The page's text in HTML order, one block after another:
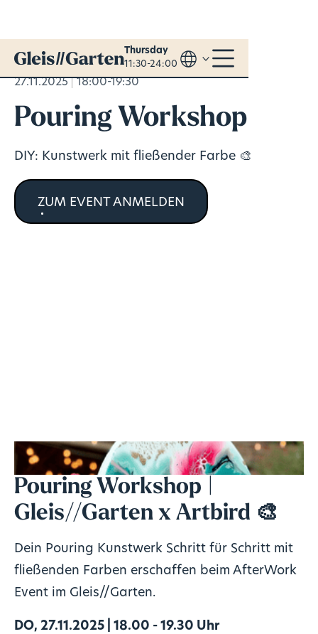
Thursday
11:30-24:00
27.11.2025 18:00-19:30
Pouring Workshop
DIY: Kunstwerk mit fließender Farbe 🎨
ZUM EVENT ANMELDEN
Pouring Workshop |
Gleis//Garten x Artbird 🎨
Dein Pouring Kunstwerk Schritt für Schritt mit
fließenden Farben erschaffen beim AfterWork
Event im Gleis//Garten.
DO, 27.11.2025 | 18.00 - 19.30 Uhr